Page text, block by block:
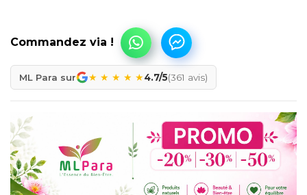
ML Para sur ★ ★ ★ ★ ★4.7/5(361 avis)